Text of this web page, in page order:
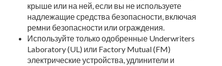
крыше или на ней, если вы не используете
надлежащие средства безопасности, включая
ремни безопасности или ограждения.
Используйте только одобренные Underwriters
Laboratory (UL) или Factory Mutual (FM)
электрические устройства, удлинители и